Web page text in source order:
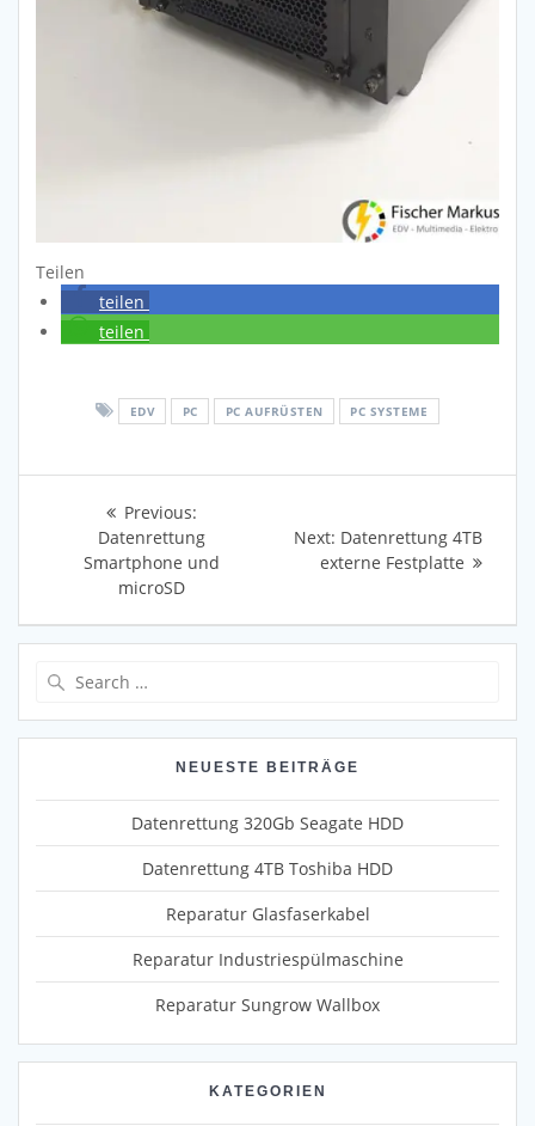
Teilen
teilen
teilen
EDV PC PC AUFRÜSTEN PC SYSTEME
Beitragsnavigation
Previous:Previous
post:
Datenrettung
Smartphone und
microSD
Next: Next
post:
Datenrettung 4TB
externe Festplatte
NEUESTE BEITRÄGE
Datenrettung 320Gb Seagate HDD
Datenrettung 4TB Toshiba HDD
Reparatur Glasfaserkabel
Reparatur Industriespülmaschine
Reparatur Sungrow Wallbox
KATEGORIEN